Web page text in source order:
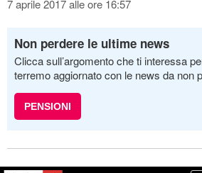
7 aprile 2017 alle ore 16:57
Non perdere le ultime news
Clicca sull’argomento che ti interessa
terremo aggiornato con le news da non
PENSIONI